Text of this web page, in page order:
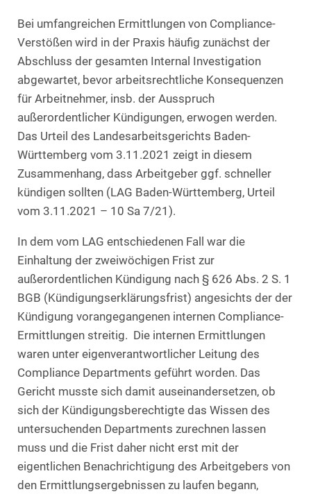
Bei umfangreichen Ermittlungen von Compliance-
Verstößen wird in der Praxis häufig zunächst der
Abschluss der gesamten Internal Investigation
abgewartet, bevor arbeitsrechtliche Konsequenzen
für Arbeitnehmer, insb. der Ausspruch
außerordentlicher Kündigungen, erwogen werden.
Das Urteil des Landesarbeitsgerichts Baden-
Württemberg vom 3.11.2021 zeigt in diesem
Zusammenhang, dass Arbeitgeber ggf. schneller
kündigen sollten (LAG Baden-Württemberg, Urteil
vom 3.11.2021 – 10 Sa 7/21).
In dem vom LAG entschiedenen Fall war die
Einhaltung der zweiwöchigen Frist zur
außerordentlichen Kündigung nach § 626 Abs. 2 S. 1
BGB (Kündigungserklärungsfrist) angesichts der der
Kündigung vorangegangenen internen Compliance-
Ermittlungen streitig. Die internen Ermittlungen
waren unter eigenverantwortlicher Leitung des
Compliance Departments geführt worden. Das
Gericht musste sich damit auseinandersetzen, ob
sich der Kündigungsberechtigte das Wissen des
untersuchenden Departments zurechnen lassen
muss und die Frist daher nicht erst mit der
eigentlichen Benachrichtigung des Arbeitgebers von
den Ermittlungsergebnissen zu laufen begann,